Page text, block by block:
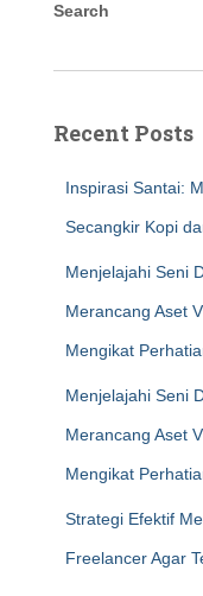
Search
Recent Posts
Inspirasi Santai:
Secangkir Kopi
Menjelajahi Seni
Merancang Aset
Mengikat
Menjelajahi Seni
Merancang Aset
Mengikat
Strategi Efektif
Freelancer Agar